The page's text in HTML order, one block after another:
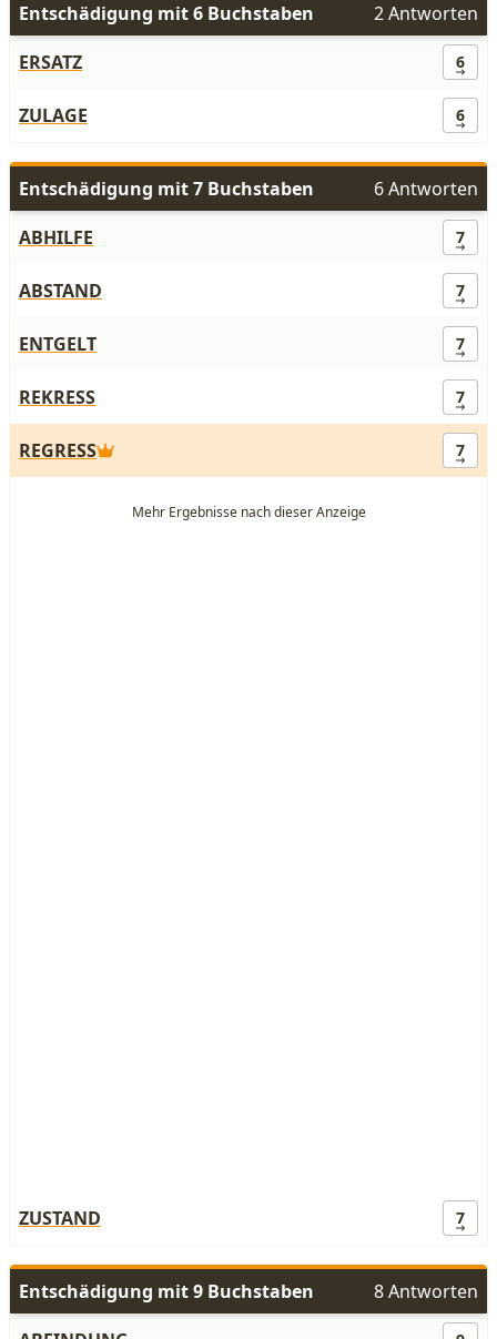
Entschädigung mit 6 Buchstaben
2 Antworten
ERSATZ
6
ZULAGE 6
Entschädigung mit 7 Buchstaben
6 Antworten
ABHILFE
7
ABSTAND 7
ENTGELT 7
REKRESS 7
REGRESS 7
ZUSTAND 7
Entschädigung mit 9 Buchstaben
8 Antworten